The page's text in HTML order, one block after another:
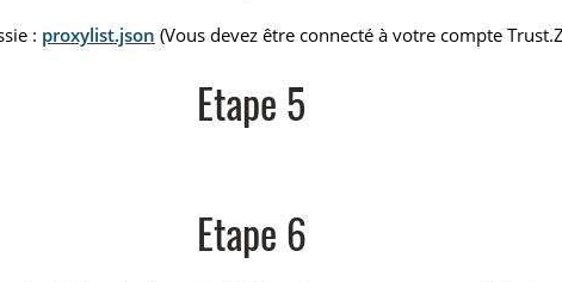
: proxylist.json (Vous devez être connecté à votre compte
Etape 5
Etape 6